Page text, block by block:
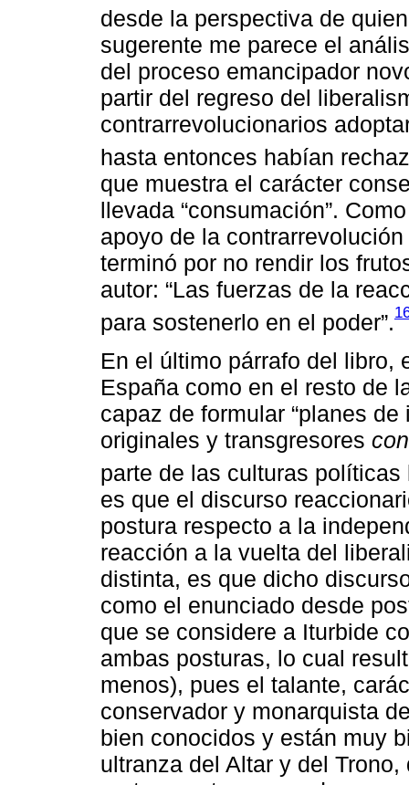
desde la perspectiva de
sugerente me parece el
del proceso emancipador
partir del regreso del
contrarrevolucionarios
hasta entonces habían
que muestra el carácter
llevada “consumación”.
apoyo de la
terminó por no rendir los
autor: “Las fuerzas de la
para sostenerlo en el poder”.
En el último párrafo del libro,
España como en el resto de
capaz de formular “planes
originales y transgresores
parte de las culturas políticas
es que el discurso
postura respecto a la
reacción a la vuelta del
distinta, es que dicho
como el enunciado desde
que se considere a Iturbide
ambas posturas, lo cual
menos), pues el talante,
conservador y monarquista
bien conocidos y están muy
ultranza del Altar y del